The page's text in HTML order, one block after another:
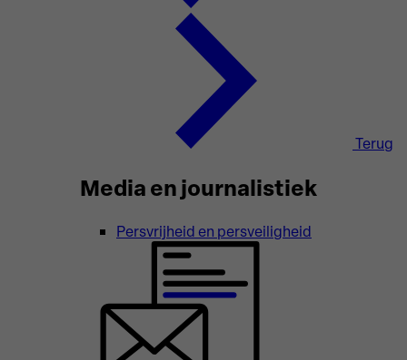
Terug
Media en journalistiek
Persvrijheid en persveiligheid